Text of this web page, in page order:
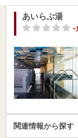
あいらぶ湯
-
関連情報から探す